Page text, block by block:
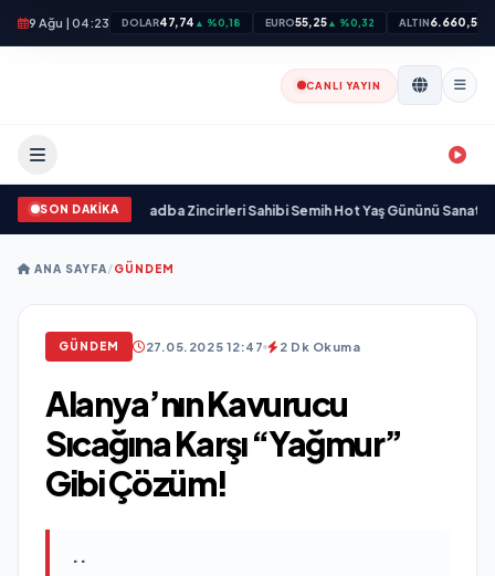
9 Ağu | 04:23 DOLAR47,74 ▲ %0,18 EURO55,25▲ %0,32 ALTIN6.660,55
CANLI YAYIN
SON DAKİKA
yitirdi•Svadba Zincirleri Sahibi Semih Hot Yaş Gününü Sanat ve
ANA SAYFA/GÜNDEM
GÜNDEM 27.05.2025 12:47 2 Dk Okuma
Alanya’nın Kavurucu
Sıcağına Karşı “Yağmur”
Gibi Çözüm!
..